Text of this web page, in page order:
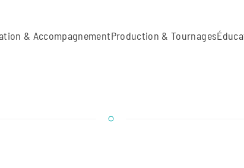
& AccompagnementProduction & Tournages